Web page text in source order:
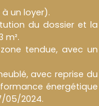
un loyer).
du dossier et la
m².
tendue, avec un
avec reprise du
énergétique
05/2024.